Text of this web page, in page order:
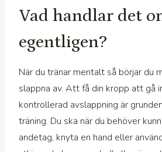
Vad handlar det
egentligen?
När du tränar mentalt så börjar du
slappna av. Att få din kropp att gå
kontrollerad avslappning är
träning. Du ska när du behöver
andetag, knyta en hand eller